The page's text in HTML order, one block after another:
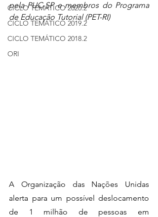
CICLO TEMÁTICO 2020.2
CICLO TEMÁTICO 2019.2
CICLO TEMÁTICO 2018.2
ORI
pela PUC-SP e membros do Programa
de Educação Tutorial (PET-RI)
A Organização das Nações Unidas
alerta para um possível deslocamento
de 1 milhão de pessoas em